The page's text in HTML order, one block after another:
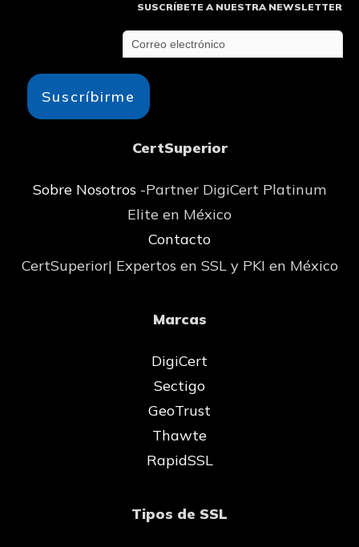
SUSCRÍBETE A NUESTRA NEWSLETTER
Suscríbirme
CertSuperior
Sobre Nosotros -Partner DigiCert Platinum
Elite en México
Contacto
CertSuperior| Expertos en SSL y PKI en México
Marcas
DigiCert
Sectigo
GeoTrust
Thawte
RapidSSL
Tipos de SSL